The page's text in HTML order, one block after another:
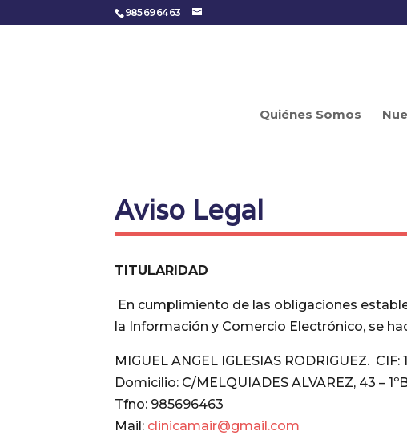
985 69 64 63
Quiénes Somos
Aviso Legal
TITULARIDAD
En cumplimiento de las obligaciones
la Información y Comercio Electrónico, se
MIGUEL ANGEL IGLESIAS RODRIGUEZ. CIF:
Domicilio: C/MELQUIADES ALVAREZ, 43 –
Tfno: 985696463
Mail: clinicamair@gmail.com